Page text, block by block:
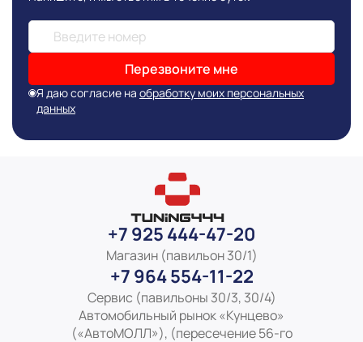
Перезвоните мне
Я даю согласие на обработку моих персональных
данных
+7 925 444-47-20
Магазин (павильон 30/1)
+7 964 554-11-22
Сервис (павильоны 30/3, 30/4)
Автомобильный рынок «Кунцево»
(«АвтоМОЛЛ»), (пересечение 56-го